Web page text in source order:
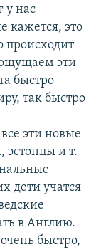
у нас
кажется, это
происходит
эти
быстро
так быстро
эти новые
эстонцы и т.
дети учатся
в Англию.
быстро,